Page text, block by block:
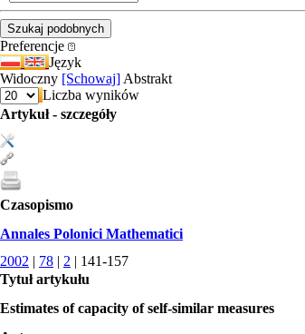
Preferencje
Język
Widoczny [Schowaj] Abstrakt
Liczba wyników
Artykuł - szczegóły
Czasopismo
Annales Polonici Mathematici
2002 | 78 | 2 | 141-157
Tytuł artykułu
Estimates of capacity of self-similar measures